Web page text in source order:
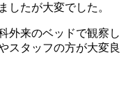
したが大変でした。
外来のベッドで観察し
スタッフの方が大変良